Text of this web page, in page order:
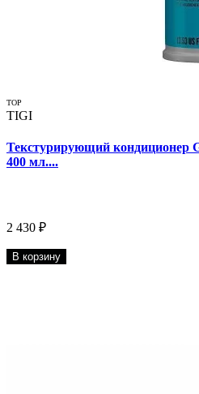
TOP
TIGI
Текстурирующий кондиционер
400 мл....
2 430 ₽
В корзину